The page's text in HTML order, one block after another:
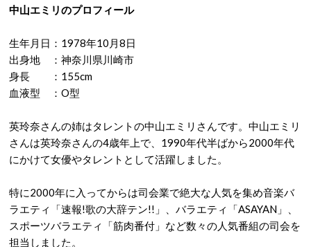
中山エミリのプロフィール
生年月日：1978年10月8日
出身地 ：神奈川県川崎市
身長 ：155cm
血液型 ：O型
英玲奈さんの姉はタレントの中山エミリさんです。中山エミリ
さんは英玲奈さんの4歳年上で、1990年代半ばから2000年代
にかけて女優やタレントとして活躍しました。
特に2000年に入ってからは司会業で絶大な人気を集め音楽バ
ラエティ「速報!歌の大辞テン!!」、バラエティ「ASAYAN」、
スポーツバラエティ「筋肉番付」など数々の人気番組の司会を
担当しました。